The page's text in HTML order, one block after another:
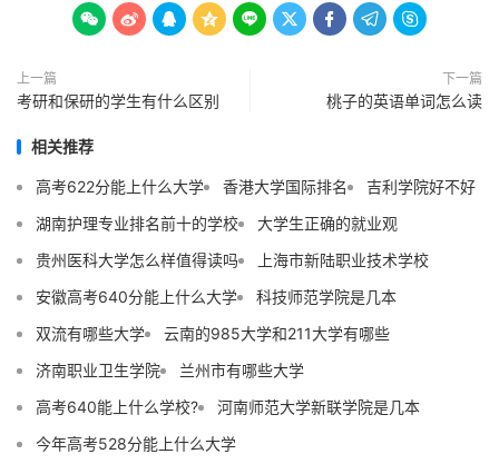
        
上一篇
考研和保研的学生有什么区别
下一篇
桃子的英语单词怎么读
相关推荐
高考622分能上什么大学 香港大学国际排名
吉利学院好不好
湖南护理专业排名前十的学校
大学生正确的就业观
贵州医科大学怎么样值得读吗
上海市新陆职业技术学校
安徽高考640分能上什么大学
科技师范学院是几本
双流有哪些大学
云南的985大学和211大学有哪些
济南职业卫生学院
兰州市有哪些大学
高考640能上什么学校?
河南师范大学新联学院是几本
今年高考528分能上什么大学